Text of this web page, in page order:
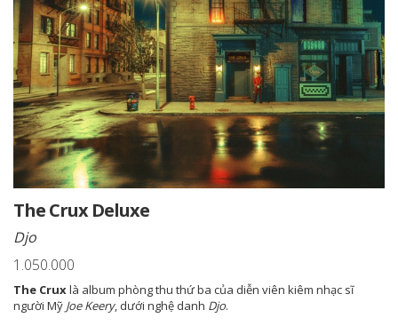
The Crux Deluxe
Djo
1.050.000
The Cruxlà album phòng thu thứ ba của diễn viên kiêm nhạc sĩ
người Mỹ Joe Keery, dưới nghệ danh Djo.